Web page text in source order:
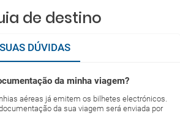
de destino
DÚVIDAS
da minha viagem?
aéreas já emitem os bilhetes electrónicos.
da sua viagem será enviada por